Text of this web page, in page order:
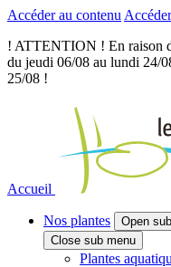
Accéder au contenu
! ATTENTION ! En raison
du jeudi 06/08 au lundi 24/
25/08 !
Accueil
Nos plantes Open
Close sub menu
Plantes